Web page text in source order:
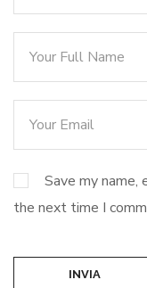
Save my name,
the next time I
INVIA